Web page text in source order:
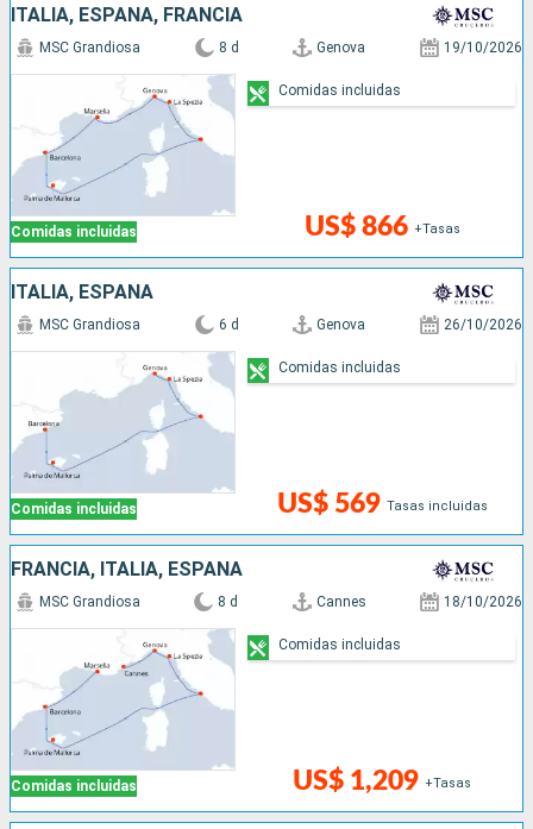
ITALIA, ESPAÑA, FRANCIA
Comidas incluidas
MSC Grandiosa 8 d Genova 19/10/2026
US$ 866 +Tasas
Comidas incluidas
ITALIA, ESPAÑA
Comidas incluidas
MSC Grandiosa 6 d Genova 26/10/2026
US$ 569 Tasas incluidas
Comidas incluidas
FRANCIA, ITALIA, ESPAÑA
Comidas incluidas
MSC Grandiosa 8 d Cannes 18/10/2026
US$ 1,209 +Tasas
Comidas incluidas